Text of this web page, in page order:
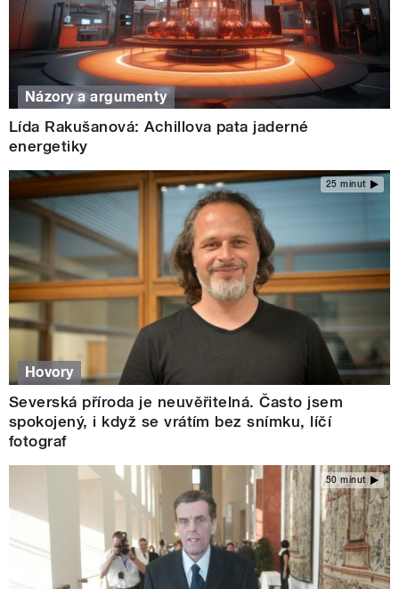
Názory a argumenty
Lída Rakušanová: Achillova pata jaderné
energetiky
25 minut
Hovory
Severská příroda je neuvěřitelná. Často jsem
spokojený, i když se vrátím bez snímku, líčí
fotograf
50 minut